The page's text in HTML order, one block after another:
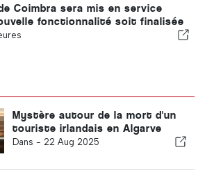
Coimbra sera mis en service
fonctionnalité soit finalisée
Mystère autour de la mort d'un
touriste irlandais en Algarve
Dans - 22 Aug 2025